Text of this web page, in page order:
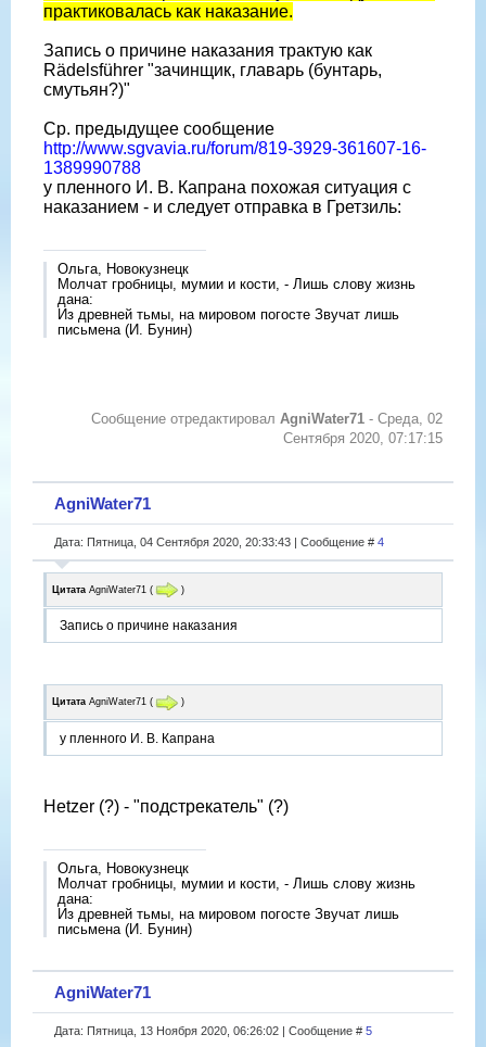
практиковалась как наказание.
Запись о причине наказания трактую как
Rädelsführer "зачинщик, главарь (бунтарь,
смутьян?)"
Ср. предыдущее сообщение
http://www.sgvavia.ru/forum/819-3929-361607-16-
1389990788
у пленного И. В. Капрана похожая ситуация с
наказанием - и следует отправка в Гретзиль:
Ольга, Новокузнецк
Молчат гробницы, мумии и кости, - Лишь слову жизнь
дана:
Из древней тьмы, на мировом погосте Звучат лишь
письмена (И. Бунин)
Сообщение отредактировал AgniWater71 - Среда, 02
Сентября 2020, 07:17:15
AgniWater71
Дата: Пятница, 04 Сентября 2020, 20:33:43 | Сообщение # 4
Цитата AgniWater71 ( )
Запись о причине наказания
Цитата AgniWater71 ( )
у пленного И. В. Капрана
Hetzer (?) - "подстрекатель" (?)
Ольга, Новокузнецк
Молчат гробницы, мумии и кости, - Лишь слову жизнь
дана:
Из древней тьмы, на мировом погосте Звучат лишь
письмена (И. Бунин)
AgniWater71
Дата: Пятница, 13 Ноября 2020, 06:26:02 | Сообщение # 5